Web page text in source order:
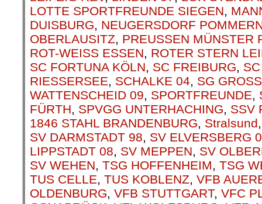
LOTTE SPORTFREUNDE SIEGEN,
DUISBURG, NEUGERSDORF
OBERLAUSITZ, PREUSSEN MÜNSTER
ROT-WEISS ESSEN, ROTER STERN
SC FORTUNA KÖLN, SC FREIBURG,
RIESSERSEE, SCHALKE 04, SG
WATTENSCHEID 09, SPORTFREUNDE,
FÜRTH, SPVGG UNTERHACHING, SSV
1846 STAHL BRANDENBURG, Stralsund
SV DARMSTADT 98, SV ELVERSBERG
LIPPSTADT 08, SV MEPPEN, SV
SV WEHEN, TSG HOFFENHEIM, TSG
TUS CELLE, TUS KOBLENZ, VFB
OLDENBURG, VFB STUTTGART, VFC